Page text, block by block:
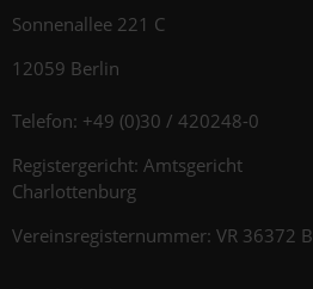
Sonnenallee 221 C
12059 Berlin
Telefon: +49 (0)30 / 420248-0
Registergericht: Amtsgericht
Charlottenburg
Vereinsregisternummer: VR 36372 B